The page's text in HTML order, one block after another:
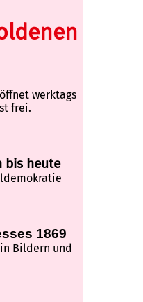
werktags
frei.
bis heute
1869
Bildern und